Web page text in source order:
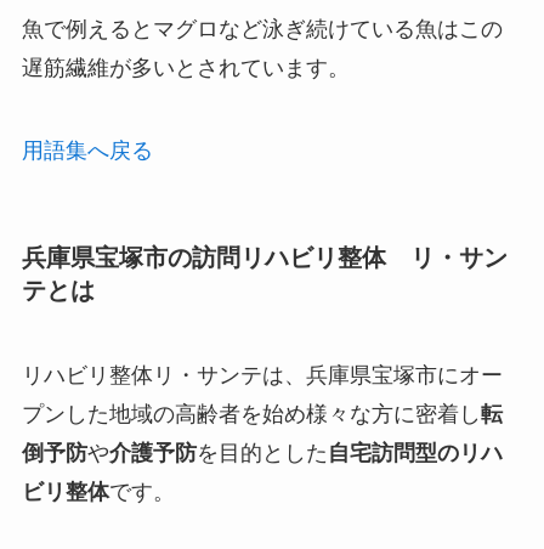
魚で例えるとマグロなど泳ぎ続けている魚はこの
遅筋繊維が多いとされています。
用語集へ戻る
兵庫県宝塚市の訪問リハビリ整体 リ・サン
テとは
リハビリ整体リ・サンテは、兵庫県宝塚市にオー
プンした地域の高齢者を始め様々な方に密着し転
倒予防や介護予防を目的とした 自宅訪問型のリハ
ビリ整体です。